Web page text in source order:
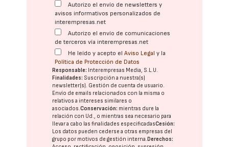
Autorizo el envío de newsletters y
avisos informativos personalizados de
interempresas.net
Autorizo el envío de comunicaciones
de terceros vía interempresas.net
He leído y acepto elAviso Legal y la
Política de Protección de Datos
Responsable: Interempresas Media, S.L.U.
Finalidades: Suscripción a nuestra(s)
newsletter(s). Gestión de cuenta de usuario.
Envío de emails relacionados con la misma o
relativos a intereses similares o
asociados.Conservación: mientras dure la
relación con Ud., o mientras sea necesario para
llevar a cabo las finalidades especificadasCesión:
Los datos pueden cederse a otras empresas del
grupo por motivos de gestión interna.Derechos: